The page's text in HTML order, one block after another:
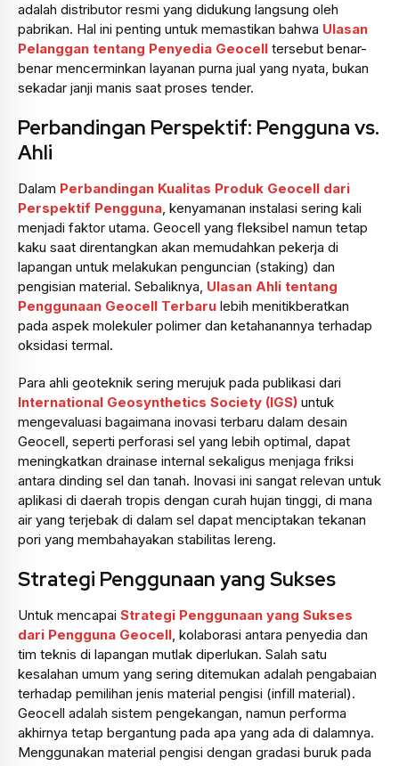
adalah distributor resmi yang didukung langsung oleh
pabrikan. Hal ini penting untuk memastikan bahwa Ulasan
Pelanggan tentang Penyedia Geocell tersebut benar-
benar mencerminkan layanan purna jual yang nyata, bukan
sekadar janji manis saat proses tender.
Perbandingan Perspektif: Pengguna vs.
Ahli
Dalam Perbandingan Kualitas Produk Geocell dari
Perspektif Pengguna, kenyamanan instalasi sering kali
menjadi faktor utama. Geocell yang fleksibel namun tetap
kaku saat direntangkan akan memudahkan pekerja di
lapangan untuk melakukan penguncian (staking) dan
pengisian material. Sebaliknya, Ulasan Ahli tentang
Penggunaan Geocell Terbaru lebih menitikberatkan
pada aspek molekuler polimer dan ketahanannya terhadap
oksidasi termal.
Para ahli geoteknik sering merujuk pada publikasi dari
International Geosynthetics Society (IGS) untuk
mengevaluasi bagaimana inovasi terbaru dalam desain
Geocell, seperti perforasi sel yang lebih optimal, dapat
meningkatkan drainase internal sekaligus menjaga friksi
antara dinding sel dan tanah. Inovasi ini sangat relevan untuk
aplikasi di daerah tropis dengan curah hujan tinggi, di mana
air yang terjebak di dalam sel dapat menciptakan tekanan
pori yang membahayakan stabilitas lereng.
Strategi Penggunaan yang Sukses
Untuk mencapai Strategi Penggunaan yang Sukses
dari Pengguna Geocell, kolaborasi antara penyedia dan
tim teknis di lapangan mutlak diperlukan. Salah satu
kesalahan umum yang sering ditemukan adalah pengabaian
terhadap pemilihan jenis material pengisi (infill material).
Geocell adalah sistem pengekangan, namun performa
akhirnya tetap bergantung pada apa yang ada di dalamnya.
Menggunakan material pengisi dengan gradasi buruk pada